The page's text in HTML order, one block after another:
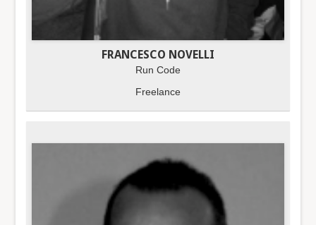
FRANCESCO NOVELLI
Run Code
Freelance